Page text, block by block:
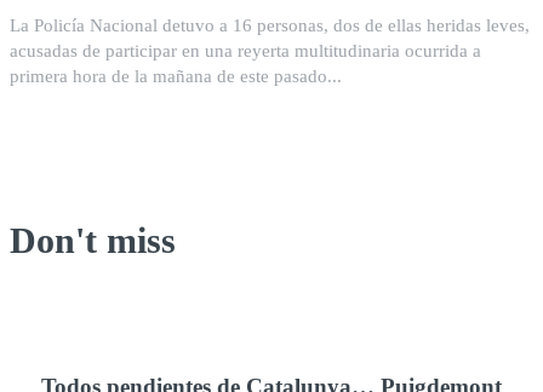
La Policía Nacional detuvo a 16 personas, dos de ellas heridas leves,
acusadas de participar en una reyerta multitudinaria ocurrida a
primera hora de la mañana de este pasado...
Don't miss
Todos pendientes de Catalunya… Puigdemont